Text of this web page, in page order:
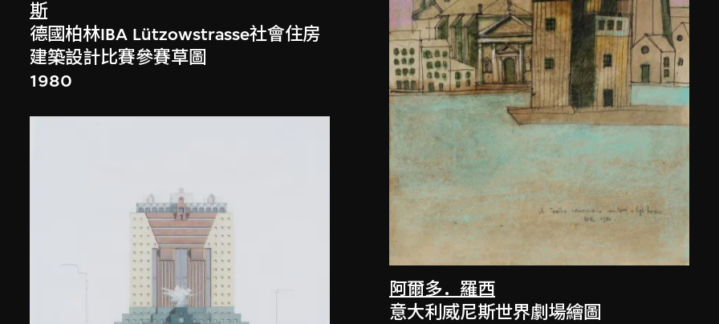
斯
德國柏林IBA Lützowstrasse社會住房
建築設計比賽參賽草圖
1980
阿爾多．羅西
意大利威尼斯世界劇場繪圖